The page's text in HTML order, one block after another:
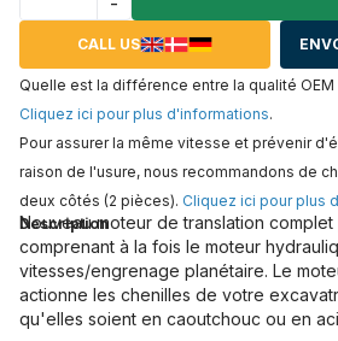
CALL US
Quelle est la différence entre la qualité
Cliquez ici pour plus d'informations.
Pour assurer la même vitesse et prévenir
raison de l'usure, nous recommandons de
deux côtés (2 pièces). Cliquez ici pour plus
Description
Nouveau moteur de translation complet
comprenant à la fois le moteur
vitesses/engrenage planétaire. Le
actionne les chenilles de votre
qu'elles soient en caoutchouc ou en